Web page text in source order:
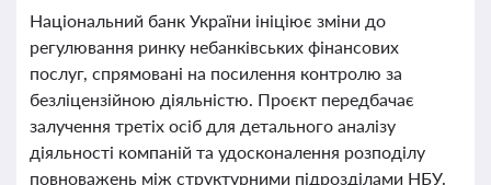
Національний банк України ініціює зміни до
регулювання ринку небанківських фінансових
послуг, спрямовані на посилення контролю за
безліцензійною діяльністю. Проєкт передбачає
залучення третіх осіб для детального аналізу
діяльності компаній та удосконалення розподілу
повноважень між структурними підрозділами НБУ.